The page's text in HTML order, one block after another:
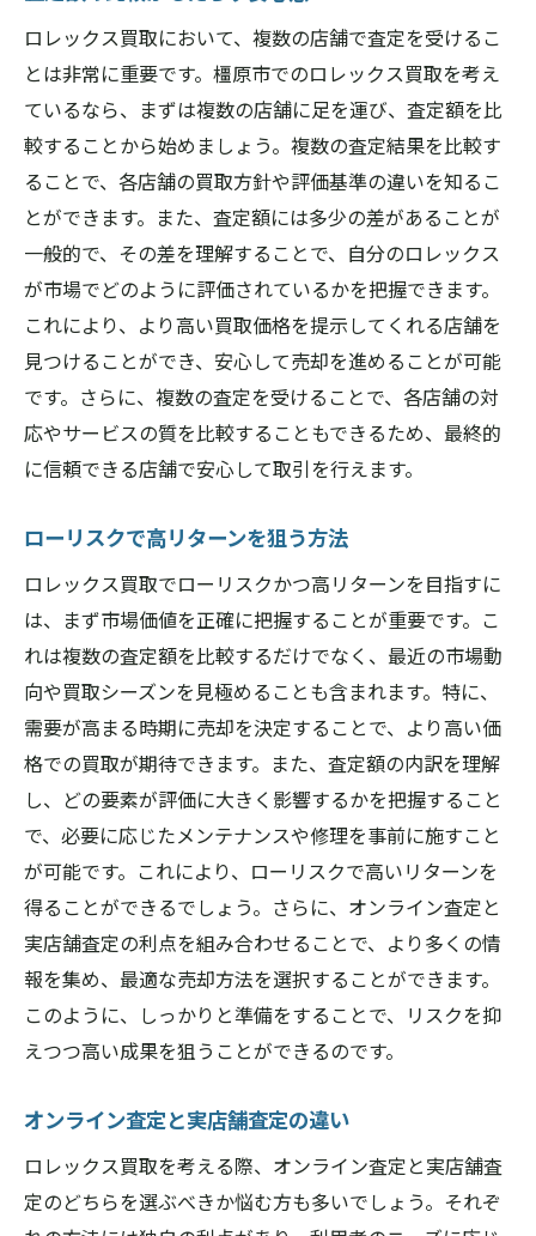
ロレックス買取において、複数の店舗で査定を受けるこ
とは非常に重要です。橿原市でのロレックス買取を考え
ているなら、まずは複数の店舗に足を運び、査定額を比
較することから始めましょう。複数の査定結果を比較す
ることで、各店舗の買取方針や評価基準の違いを知るこ
とができます。また、査定額には多少の差があることが
一般的で、その差を理解することで、自分のロレックス
が市場でどのように評価されているかを把握できます。
これにより、より高い買取価格を提示してくれる店舗を
見つけることができ、安心して売却を進めることが可能
です。さらに、複数の査定を受けることで、各店舗の対
応やサービスの質を比較することもできるため、最終的
に信頼できる店舗で安心して取引を行えます。
ローリスクで高リターンを狙う方法
ロレックス買取でローリスクかつ高リターンを目指すに
は、まず市場価値を正確に把握することが重要です。こ
れは複数の査定額を比較するだけでなく、最近の市場動
向や買取シーズンを見極めることも含まれます。特に、
需要が高まる時期に売却を決定することで、より高い価
格での買取が期待できます。また、査定額の内訳を理解
し、どの要素が評価に大きく影響するかを把握すること
で、必要に応じたメンテナンスや修理を事前に施すこと
が可能です。これにより、ローリスクで高いリターンを
得ることができるでしょう。さらに、オンライン査定と
実店舗査定の利点を組み合わせることで、より多くの情
報を集め、最適な売却方法を選択することができます。
このように、しっかりと準備をすることで、リスクを抑
えつつ高い成果を狙うことができるのです。
オンライン査定と実店舗査定の違い
ロレックス買取を考える際、オンライン査定と実店舗査
定のどちらを選ぶべきか悩む方も多いでしょう。それぞ